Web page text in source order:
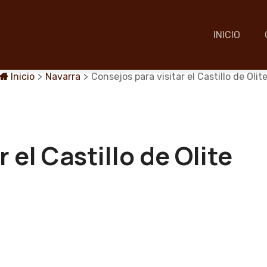
INICIO
Inicio > Navarra > Consejos para visitar el Castillo de Olite
el Castillo de Olite